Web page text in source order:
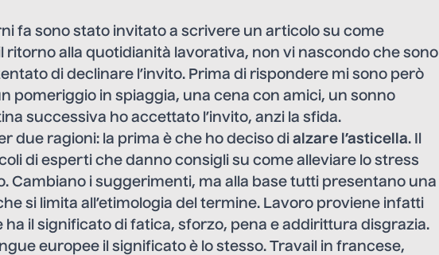
fa sono stato invitato a scrivere un articolo su come
ritorno alla quotidianità lavorativa, non vi nascondo che sono
di declinare l’invito. Prima di rispondere mi sono però
pomeriggio in spiaggia, una cena con amici, un sonno
successiva ho accettato l’invito, anzi la sfida.
due ragioni: la prima è che ho deciso di alzare l’asticella. Il
di esperti che danno consigli su come alleviare lo stress
Cambiano i suggerimenti, ma alla base tutti presentano una
si limita all’etimologia del termine. Lavoro proviene infatti
ha il significato di fatica, sforzo, pena e addirittura disgrazia.
europee il significato è lo stesso. Travail in francese,